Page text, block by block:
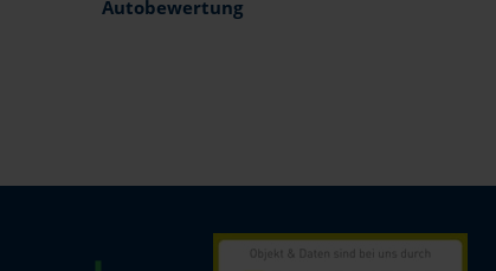
Autobewertung